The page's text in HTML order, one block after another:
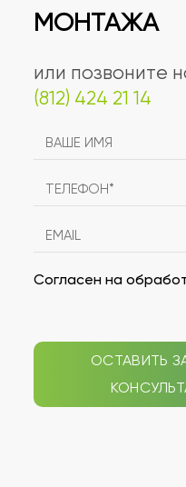
МОНТАЖА
или позвоните
(812) 424 21 14
Согласен на
ОСТАВИТЬ